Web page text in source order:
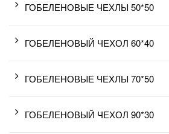
ГОБЕЛЕНОВЫЕ ЧЕХЛЫ 50*50
ГОБЕЛЕНОВЫЙ ЧЕХОЛ 60*40
ГОБЕЛЕНОВЫЕ ЧЕХЛЫ 70*50
ГОБЕЛЕНОВЫЙ ЧЕХОЛ 90*30